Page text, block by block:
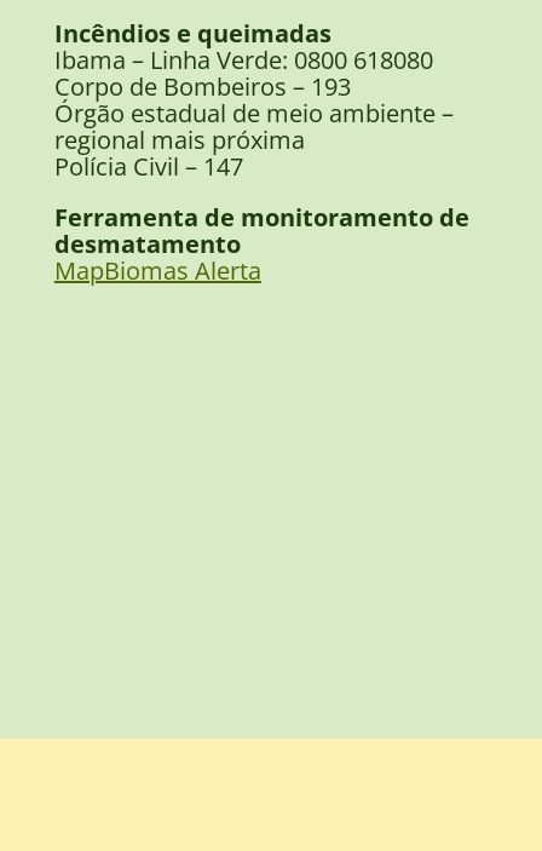
Incêndios e queimadas
Ibama – Linha Verde: 0800 618080
Corpo de Bombeiros – 193
Órgão estadual de meio ambiente –
regional mais próxima
Polícia Civil – 147
Ferramenta de monitoramento de
desmatamento
MapBiomas Alerta